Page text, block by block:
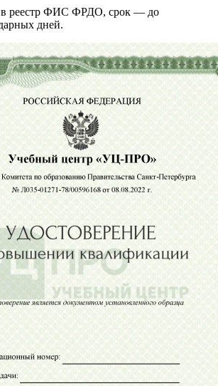
в реестр ФИС ФРДО, срок — до
дней.